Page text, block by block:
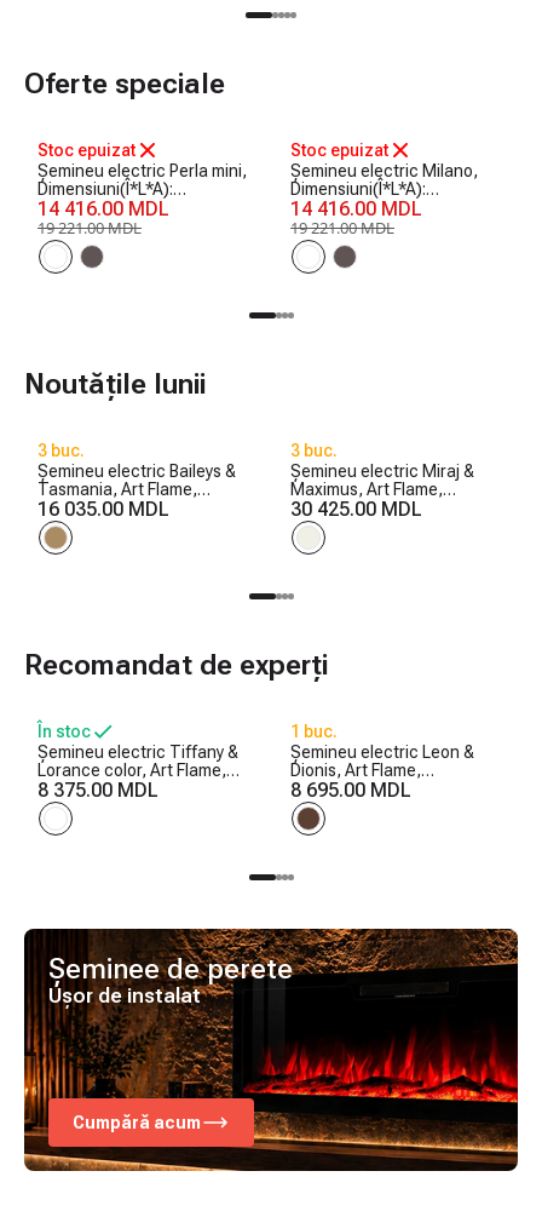
Oferte speciale
Stoc epuizat
Șemineu electric Perla mini,
Dimensiuni(Î*L*A):
1020*1200*330 mm, 1500
W
14 416.00 MDL
19 221.00 MDL
Stoc epuizat
Șemineu electric Milano,
Dimensiuni(Î*L*A):
1020*1200*330 mm, 1500
W
14 416.00 MDL
19 221.00 MDL
Noutățile lunii
3 buc.
Șemineu electric Baileys &
Tasmania, Art Flame,
560x1700x270 mm, 1500W,
2 trepte de încălzire, 5
niveluri ale intensității
16 035.00 MDL
3 buc.
Șemineu electric Miraj &
Maximus, Art Flame,
1250x1500x350 mm,
1500W, 3 culori ale
flăcărilor, 5 niveluri ale
30 425.00 MDL
Recomandat de experți
În stoc
Șemineu electric Tiffany &
Lorance color, Art Flame,
850x1100x270 mm, 1500W,
3 culori ale flăcărilor, 2
trepte de încălzire, 5 niveluri
8 375.00 MDL
1 buc.
Șemineu electric Leon &
Dionis, Art Flame,
958x1096x280 mm, 1500W,
2 trepte de încălzire, 5
niveluri ale intensității
8 695.00 MDL
Șeminee de perete
Ușor de instalat
Cumpără acum